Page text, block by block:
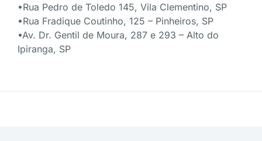
•Rua Pedro de Toledo 145, Vila Clementino, SP
•Rua Fradique Coutinho, 125 – Pinheiros, SP
•Av. Dr. Gentil de Moura, 287 e 293 – Alto do
Ipiranga, SP